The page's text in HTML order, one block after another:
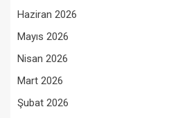
Haziran 2026
Mayıs 2026
Nisan 2026
Mart 2026
Şubat 2026